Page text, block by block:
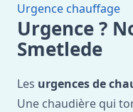
Urgence chauffage
Urgence ?
Smetlede
Les urgences de
Une chaudière qui